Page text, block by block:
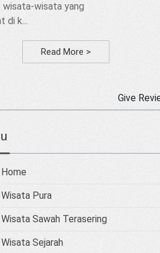
wisata yang
di k...
Read More >
Give
Home
Wisata Pura
Wisata Sawah Terasering
Wisata Sejarah